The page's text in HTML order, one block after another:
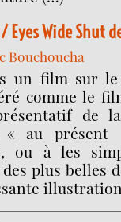
Eyes Wide Shut
Bouchoucha
un film sur
comme le
de
« au
ou à les
des plus belles